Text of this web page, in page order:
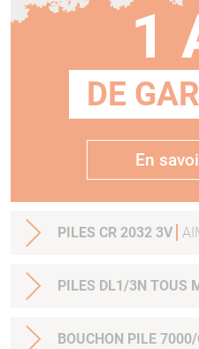
1
DE
En
PILES CR 2032 3V
BOUCHON PILE